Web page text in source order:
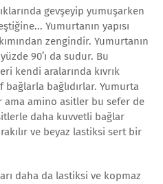
gevşeyip yumuşarken
Yumurtanın yapısı
zengindir. Yumurtanın
90’ı da sudur. Bu
kendi aralarında kıvrık
bağlıdırlar. Yumurta
ama amino asitler bu sefer de
daha kuvvetli bağlar
ve beyaz lastiksi sert bir
daha da lastiksi ve kopmaz